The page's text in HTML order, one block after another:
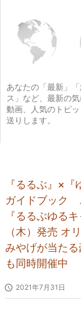
あなたの「最新」
ス」など、最新の
動画、人気のトピ
送りします。
『るるぶ』×
ガイドブック
『るるぶゆる
（木）発売 オ
みやげが当た
も同時開催中
 2021年7月31日